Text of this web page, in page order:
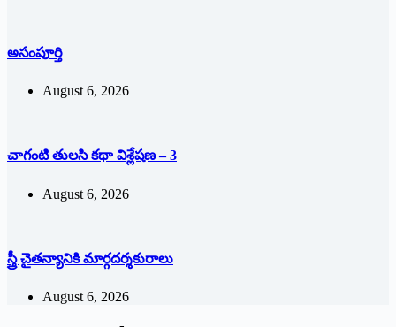
అసంపూర్తి
August 6, 2026
చాగంటి తులసి కథా విశ్లేషణ – 3
August 6, 2026
స్త్రీ చైతన్యానికి మార్గదర్శకురాలు
August 6, 2026